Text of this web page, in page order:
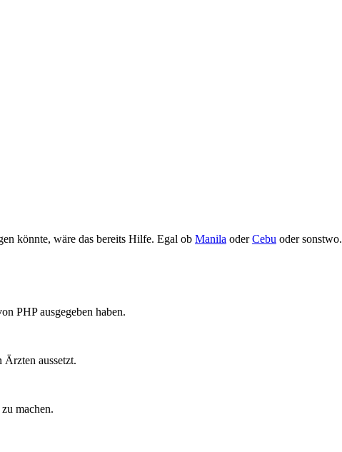
könnte, wäre das bereits Hilfe. Egal ob Manila oderCebu oder sonstwo.
PHP ausgegeben haben.
aussetzt.
machen.